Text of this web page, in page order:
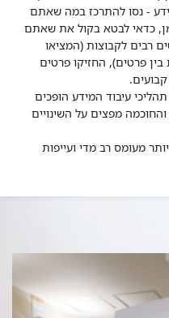
- נסו להתרכז במה שאתם
כדאי לבטא בקול את שאתם
רבים לקבוצות (המציאו
פרטים), החזיקו פרטים
עיבוד המידע הופכים
והחוכמה מפצים על השינויים
מעומס רב מדי ועייפות